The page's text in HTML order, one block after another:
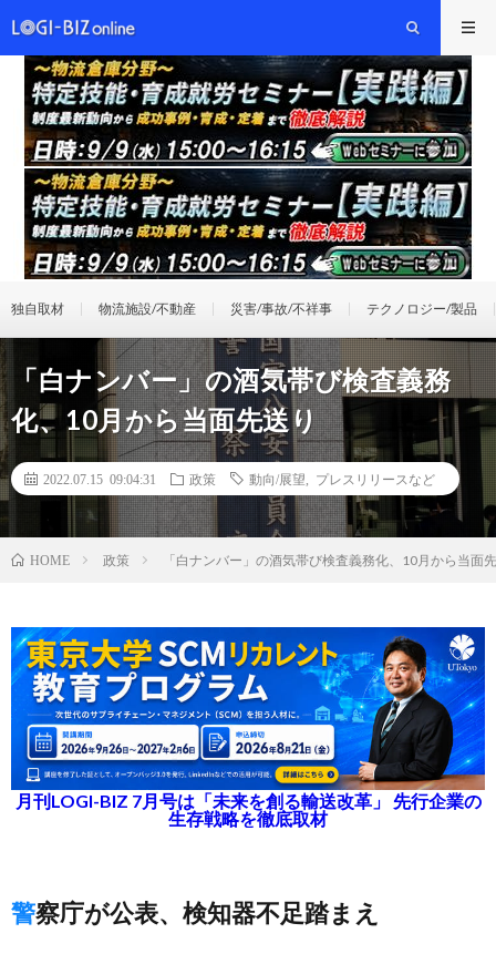
独自取材 物流施設/不動産 災害/事故/不祥事 テクノロジー/製品
「白ナンバー」の酒気帯び検査義務
化、10月から当面先送り
2022.07.15 09:04:31 政策 動向/展望 プレスリリースなど
HOME 政策 「白ナンバー」の酒気帯び検査義務化、10月から当面
月刊LOGI-BIZ 7月号は「未来を創る輸送改革」 先行企業の
生存戦略を徹底取材
警察庁が公表、検知器不足踏まえ